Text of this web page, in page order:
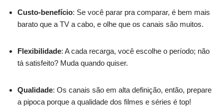
Custo-benefício: Se você parar pra comparar, é bem mais
barato que a TV a cabo, e olhe que os canais são muitos.
Flexibilidade: A cada recarga, você escolhe o período; não
tá satisfeito? Muda quando quiser.
Qualidade: Os canais são em alta definição, então, prepare
a pipoca porque a qualidade dos filmes e séries é top!